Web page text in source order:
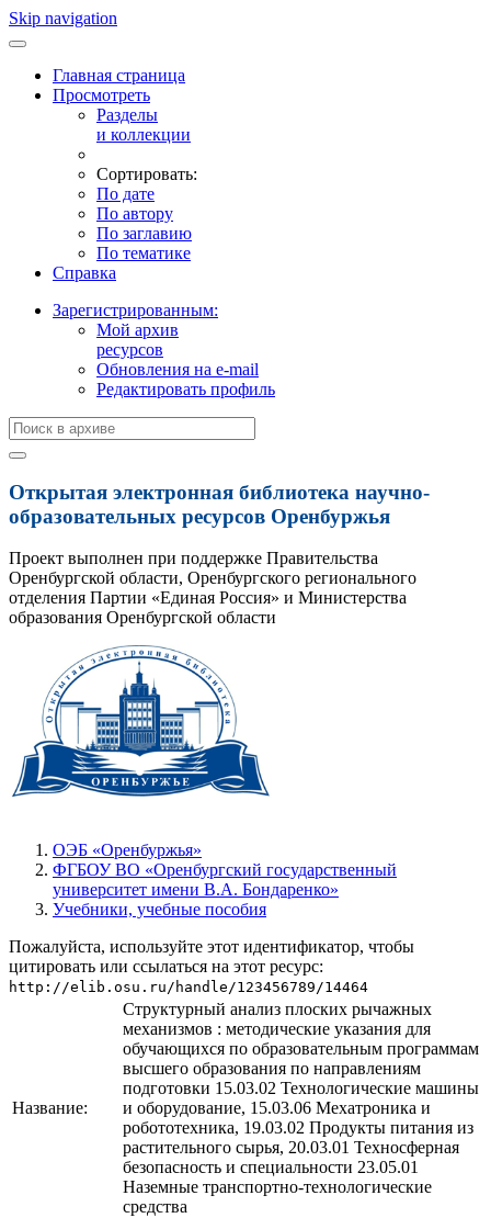
Skip navigation
Главная страница
Просмотреть
Разделы
и коллекции
Сортировать:
По дате
По автору
По заглавию
По тематике
Справка
Зарегистрированным:
Мой архив
ресурсов
Обновления на e-mail
Редактировать профиль
Открытая электронная библиотека научно-
образовательных ресурсов Оренбуржья
Проект выполнен при поддержке Правительства
Оренбургской области, Оренбургского регионального
отделения Партии «Единая Россия» и Министерства
образования Оренбургской области
ОЭБ «Оренбуржья»
ФГБОУ ВО «Оренбургский государственный
университет имени В.А. Бондаренко»
Учебники, учебные пособия
Пожалуйста, используйте этот идентификатор, чтобы
цитировать или ссылаться на этот ресурс:
http://elib.osu.ru/handle/123456789/14464
Название:
Структурный анализ плоских рычажных
механизмов : методические указания для
обучающихся по образовательным программам
высшего образования по направлениям
подготовки 15.03.02 Технологические машины
и оборудование, 15.03.06 Мехатроника и
робототехника, 19.03.02 Продукты питания из
растительного сырья, 20.03.01 Техносферная
безопасность и специальности 23.05.01
Наземные транспортно-технологические
средства